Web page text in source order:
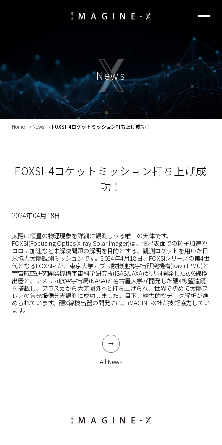
News
Home News FOXSI-4ロケットミッション打ち上げ成功！
FOXSI-4ロケットミッション打ち上げ成
功！
2024年04月18日
太陽は恒星の物理現象を詳細に観測しうる唯一の天体です。
FOXSI(Focusing Optics X-ray Solar Imager)は、恒星表面での粒子加速や
コロナ加速など未解決問題の解明を目的とする、観測ロケットを用いた日
米協力太陽観測ミッションです。2024年4月18日、FOXSIシリーズの第4世
代となるFOXSI-4が、東京大学カブリ数物連携宇宙研究機構(Kavli IPMU)と
宇宙航空研究開発機構宇宙科学研究所(ISAS/JAXA)が共同開発した硬X線検
出器と、アメリカ航空宇宙局(NASA)と名古屋大学が開発した硬X線望遠鏡
を搭載し、アラスカから大気圏外へと打ち上げられ、世界で初めて太陽フ
レアの集光撮像分光観測に成功しました。目下、精力的なデータ解析が進
められています。硬X線検出器の開発には、iMAGINE-X社が技術協力してい
ます。
All News